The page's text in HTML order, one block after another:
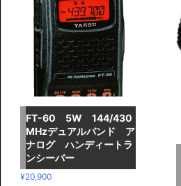
FT-60 5W 144/430
MHzデュアルバンド ア
ナログ ハンディートラ
ンシーバー
¥20,900